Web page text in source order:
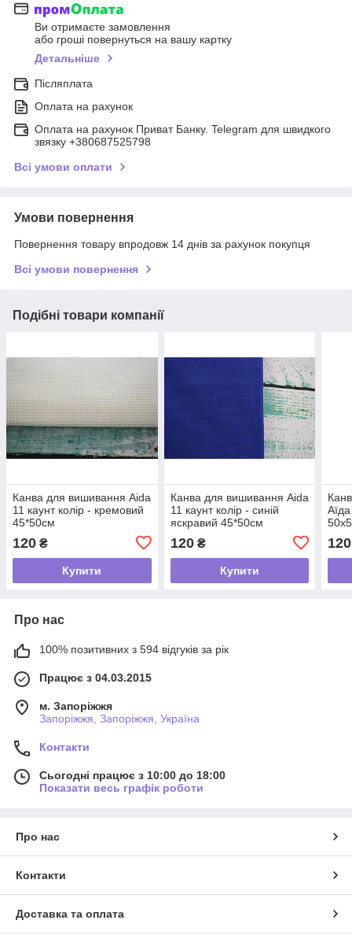
Ви отримаєте замовлення
або гроші повернуться на вашу картку
Детальніше
Післяплата
Оплата на рахунок
Оплата на рахунок Приват Банку. Telegram для швидкого
звязку +380687525798
Всі умови оплати
Умови повернення
Повернення товару впродовж 14 днів за рахунок покупця
Всі умови повернення
Подібні товари компанії
Канва для вишивання Aida
11 каунт колір - кремовий
45*50см
120 ₴
Купити
Канва для вишивання Aida
11 каунт колір - синій
яскравий 45*50см
120₴
Купити
120
Про нас
100% позитивних з 594 відгуків за рік
Працює з 04.03.2015
м. Запоріжжя
Запоріжжя, Запоріжжя, Україна
Контакти
Сьогодні працює з 10:00 до 18:00
Показати весь графік роботи
Про нас
Контакти
Доставка та оплата